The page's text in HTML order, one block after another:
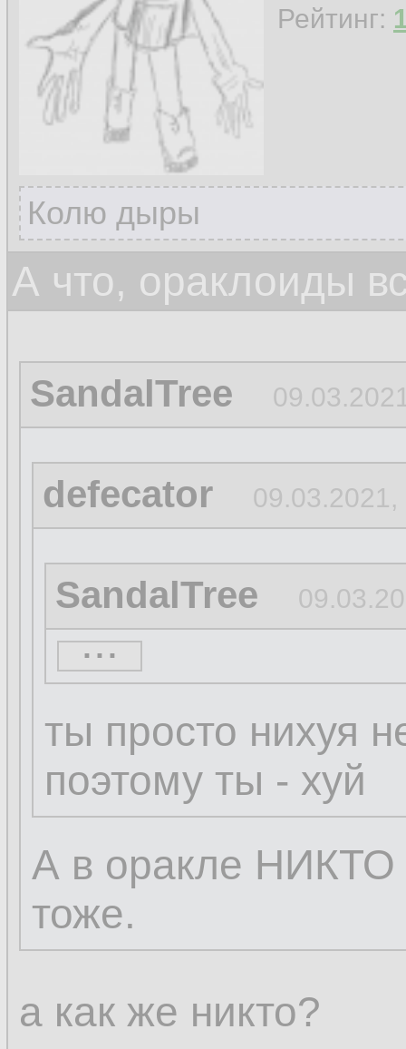
Рейтинг:
Колю дыры
А что, ораклоиды
SandalTree
defecator 09.03.2021,
SandalTree
......
ты просто нихуя
поэтому ты - хуй
А в оракле НИКТО
тоже.
а как же никто?